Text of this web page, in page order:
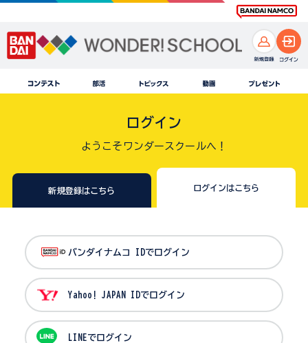
ログイン
ようこそワンダースクールへ！
新規登録はこちら ログインはこちら
バンダイナムコ IDでログイン
Yahoo! JAPAN IDでログイン
LINEでログイン